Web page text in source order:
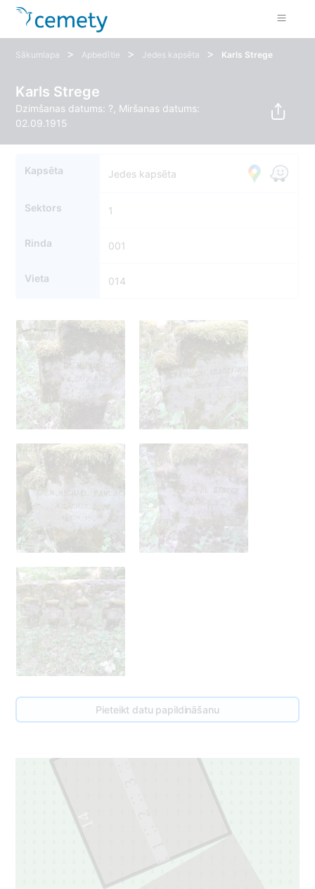
Sākumlapa > Apbedītie > Jedes kapsēta > Karls Strege
Karls Strege
Dzimšanas datums: ?, Miršanas datums:
02.09.1915
Kapsēta Jedes kapsēta
Sektors 1
Rinda 001
Vieta 014
Pieteikt datu papildināšanu
14